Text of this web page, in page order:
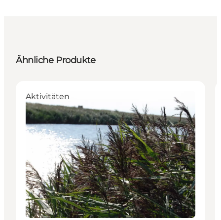
Ähnliche Produkte
Aktivitäten